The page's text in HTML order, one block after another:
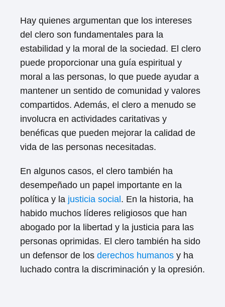
Hay quienes argumentan que los intereses
del clero son fundamentales para la
estabilidad y la moral de la sociedad. El clero
puede proporcionar una guía espiritual y
moral a las personas, lo que puede ayudar a
mantener un sentido de comunidad y valores
compartidos. Además, el clero a menudo se
involucra en actividades caritativas y
benéficas que pueden mejorar la calidad de
vida de las personas necesitadas.
En algunos casos, el clero también ha
desempeñado un papel importante en la
política y la justicia social . En la historia, ha
habido muchos líderes religiosos que han
abogado por la libertad y la justicia para las
personas oprimidas. El clero también ha sido
un defensor de los derechos humanos y ha
luchado contra la discriminación y la opresión.